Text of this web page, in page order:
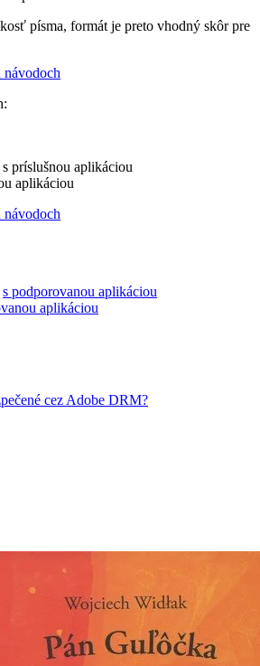
písma, formát je preto vhodný skôr pre
návodoch
príslušnou aplikáciou
aplikáciou
návodoch
s podporovanou aplikáciou
aplikáciou
cez Adobe DRM?